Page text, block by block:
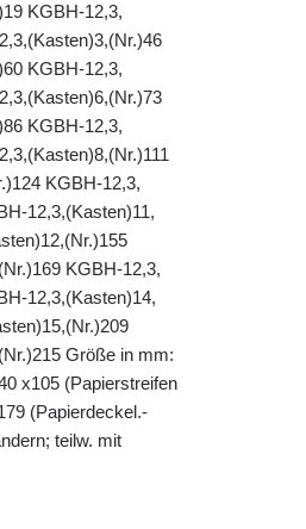
KGBH-12,3,
KGBH-12,3,
KGBH-12,3,
KGBH-12,3,
12,3,(Kasten)11,
KGBH-12,3,
12,3,(Kasten)14,
Größe in mm:
x105 (Papierstreifen
(Papierdeckel.-
teilw. mit